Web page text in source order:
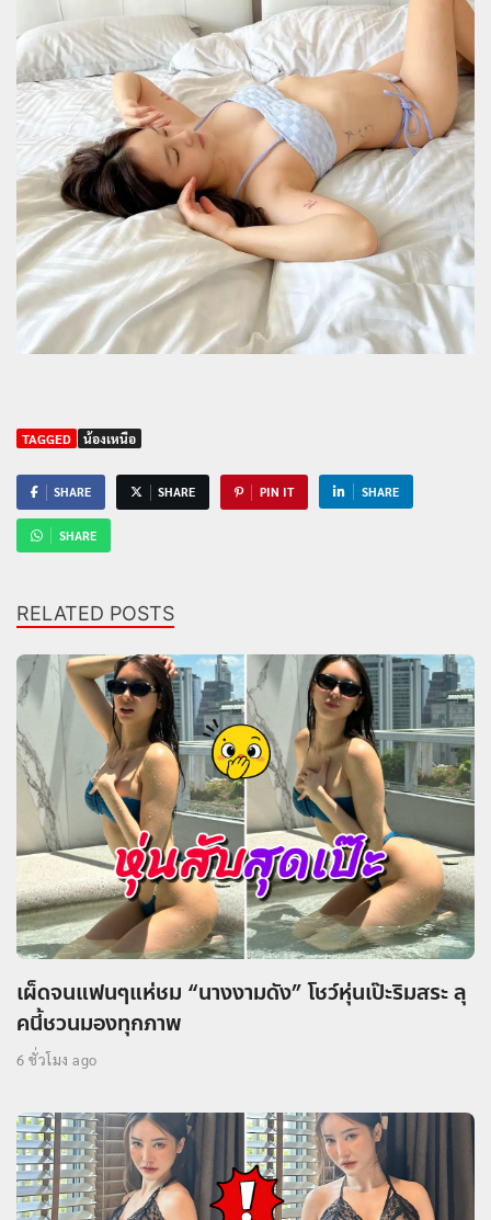
TAGGED น้องเหนือ
SHARE SHARE PIN IT SHARE
SHARE
RELATED POSTS
เผ็ดจนแฟนๆแห่ชม “นางงามดัง” โชว์หุ่นเป๊ะริมสระ ลุ
คนี้ชวนมองทุกภาพ
6 ชั่วโมง ago